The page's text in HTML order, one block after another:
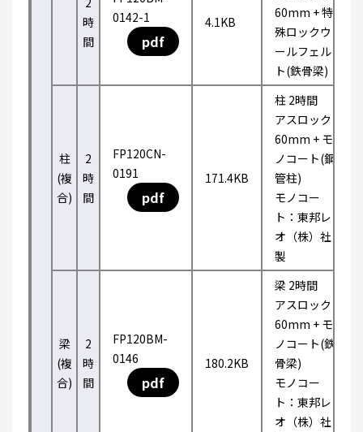
時
間
0142-1
pdf
4.1KB
60mm + 特
殊ロックウ
ールフェル
ト(鉄骨梁)
柱
(複
合)
2
時
間
FP120CN-
0191
pdf
171.4KB
柱 2時間
アスロック
60mm + モ
ノコート(鋼
管柱)
モノコー
ト：東邦レ
オ（株）社
製
梁
(複
合)
2
時
間
FP120BM-
0146
pdf
180.2KB
梁 2時間
アスロック
60mm + モ
ノコート(鉄
骨梁)
モノコー
ト：東邦レ
オ（株）社